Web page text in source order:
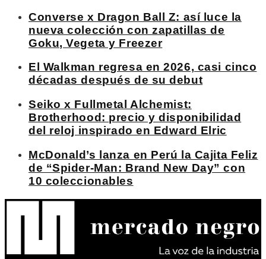
Converse x Dragon Ball Z: así luce la
nueva colección con zapatillas de
Goku, Vegeta y Freezer
El Walkman regresa en 2026, casi cinco
décadas después de su debut
Seiko x Fullmetal Alchemist:
Brotherhood: precio y disponibilidad
del reloj inspirado en Edward Elric
McDonald’s lanza en Perú la Cajita Feliz
de “Spider-Man: Brand New Day” con
10 coleccionables